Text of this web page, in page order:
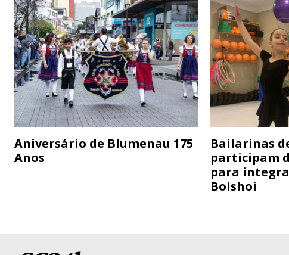
Aniversário de Blumenau 175
Anos
Bailarinas
participam
para
Bolshoi